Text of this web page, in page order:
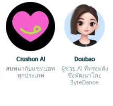
Crushon AI
สนทนากับแชทบอท
ทุกประเภท
Doubao
ผู้ช่วย AI ที่ทรงพลัง
ซึ่งพัฒนาโดย
ByteDance